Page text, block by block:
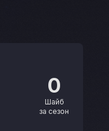
0
Шайб
за сезон